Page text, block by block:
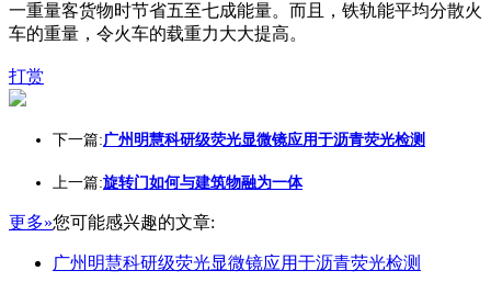
一重量客货物时节省五至七成能量。而且，铁轨能平均分散火
车的重量，令火车的载重力大大提高。
打赏
下一篇:广州明慧科研级荧光显微镜应用于沥青荧光检测
上一篇:旋转门如何与建筑物融为一体
更多»您可能感兴趣的文章:
广州明慧科研级荧光显微镜应用于沥青荧光检测